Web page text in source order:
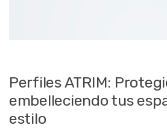
Perfiles ATRIM:
embelleciendo tus
estilo